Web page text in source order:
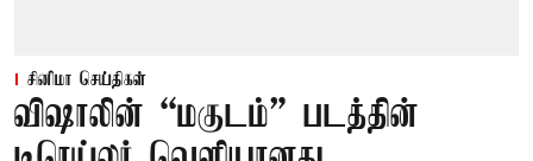
சினிமா செய்திகள்
விஷாலின் “மகுடம்” படத்தின்